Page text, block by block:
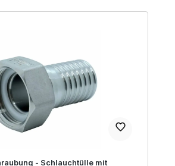
- Schlauchtülle mit